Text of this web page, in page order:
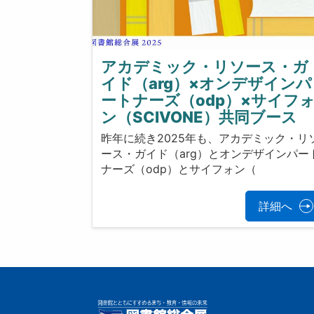
アカデミック・リソース・ガ
イド（arg）×オンデザインパ
ートナーズ（odp）×サイフォ
ン（SCIVONE）共同ブース
昨年に続き2025年も、アカデミック・リ
ース・ガイド（arg）とオンデザインパー
ナーズ（odp）とサイフォン（
詳細へ